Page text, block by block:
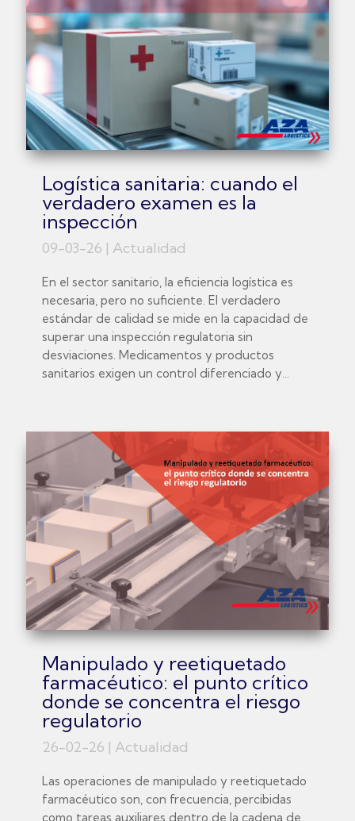
Logística sanitaria: cuando el
verdadero examen es la
inspección
09-03-26 | Actualidad
En el sector sanitario, la eficiencia logística es
necesaria, pero no suficiente. El verdadero
estándar de calidad se mide en la capacidad de
superar una inspección regulatoria sin
desviaciones. Medicamentos y productos
sanitarios exigen un control diferenciado y...
Manipulado y reetiquetado
farmacéutico: el punto crítico
donde se concentra el riesgo
regulatorio
26-02-26 | Actualidad
Las operaciones de manipulado y reetiquetado
farmacéutico son, con frecuencia, percibidas
como tareas auxiliares dentro de la cadena de